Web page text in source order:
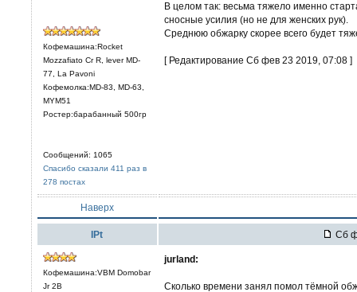
Кофемашина:Rocket
Mozzafiato Cr R, lever MD-
77, La Pavoni
Кофемолка:MD-83, MD-63,
MYM51
Ростер:барабанный 500гр
Сообщений: 1065
Спасибо сказали 411 раз в
278 постах
В целом так: весьма тяжело именно
сносные усилия (но не для женских рук).
Среднюю обжарку скорее всего будет
[ Редактирование Сб фев 23 2019, 07:08 ]
Наверх
IPt Сб
Кофемашина:VBM Domobar
Jr 2B
jurland:
Сколько времени занял помол тёмной